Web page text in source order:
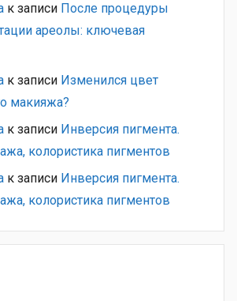
к записи После процедуры
ареолы: ключевая
к записи Изменился цвет
макияжа?
к записи Инверсия пигмента.
колористика пигментов
к записи Инверсия пигмента.
колористика пигментов